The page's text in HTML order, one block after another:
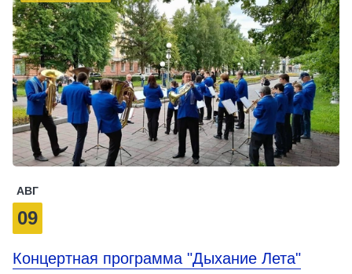
АВГ
09
Концертная программа "Дыхание Лета"